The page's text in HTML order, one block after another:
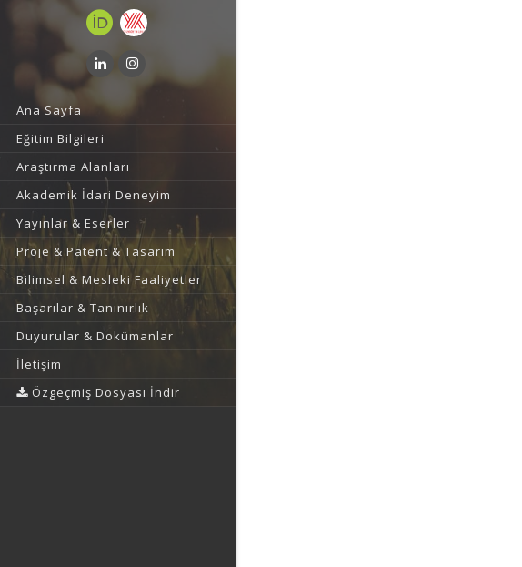
Ana Sayfa
Eğitim Bilgileri
Araştırma Alanları
Akademik İdari Deneyim
Yayınlar & Eserler
Proje & Patent & Tasarım
Bilimsel & Mesleki Faaliyetler
Başarılar & Tanınırlık
Duyurular & Dokümanlar
İletişim
Özgeçmiş Dosyası İndir